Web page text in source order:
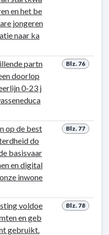
en het be
jongeren
naar ka
Blz. 76
partn
doorlop
0-23 j
Blz. 77
op de best
do
basisvaar
en digital
inwone
Blz. 78
voldoe
en geb
gebruikt.